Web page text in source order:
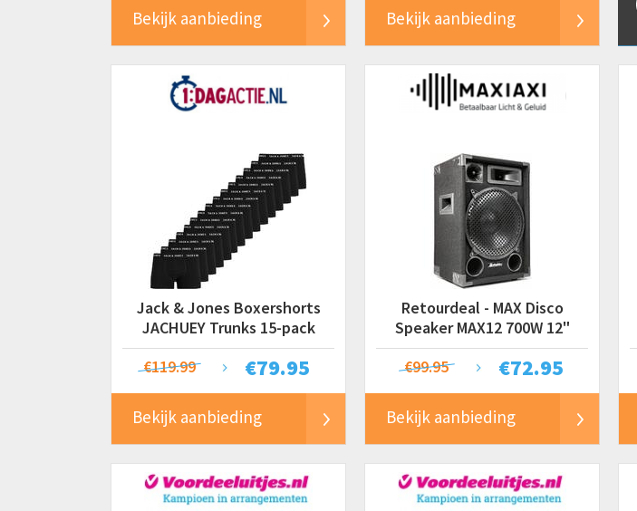
Bekijk aanbieding Bekijk aanbieding
Jack & Jones Boxershorts
JACHUEY Trunks 15-pack
Zwart
€79.95
€119.99
Bekijk aanbieding
Retourdeal - MAX Disco
Speaker MAX12 700W 12"
€72.95
€99.95
Bekijk aanbieding